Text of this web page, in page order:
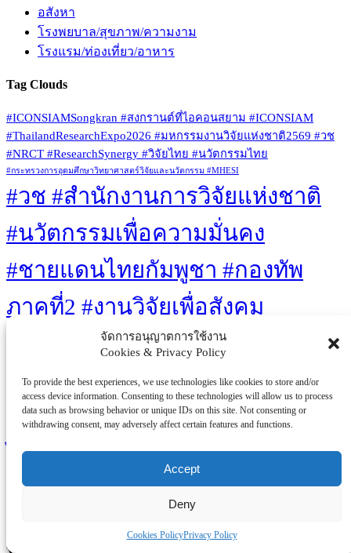
จัดการอนุญาตการใช้งาน
Cookies & Privacy Policy
To provide the best experiences, we use technologies like cookies to store and/or
access device information. Consenting to these technologies will allow us to process
data such as browsing behavior or unique IDs on this site. Not consenting or
withdrawing consent, may adversely affect certain features and functions.
Accept
Deny
Cookies PolicyPrivacy Policy
อสังหา
โรงพยบาล/สุขภาพ/ความงาม
โรงแรม/ท่องเที่ยว/อาหาร
Tag Clouds
#ICONSIAMSongkran #สงกรานต์ที่ไอคอนสยาม #ICONSIAM
#ThailandResearchExpo2026 #มหกรรมงานวิจัยแห่งชาติ2569 #วช
#NRCT #ResearchSynergy #วิจัยไทย #นวัตกรรมไทย
#กระทรวงการอุดมศึกษาวิทยาศาสตร์วิจัยและนวัตกรรม #MHESI
#วช #สำนักงานการวิจัยแห่งชาติ
#นวัตกรรมเพื่อความมั่นคง
#ชายแดนไทยกัมพูชา #กองทัพ
ภาคที่2 #งานวิจัยเพื่อสังคม
#เทคโนโลยีไทย #โดรนลาด
ตระเวน #บล็อกผนังนวัตกรรมสี
เขียว #เท้าเทียมไดนามิก #ไทยวิจัย
ไทยทำ
Technology